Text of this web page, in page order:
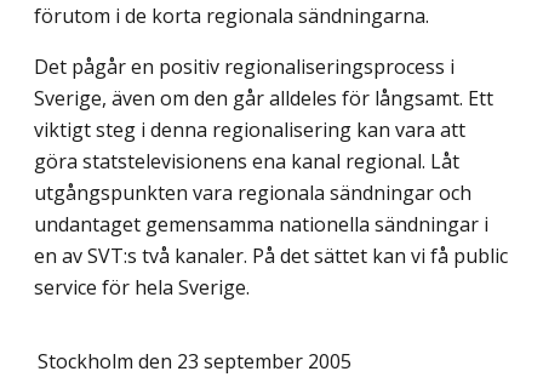
förutom i de korta regionala sändningarna.
Det pågår en positiv regionaliseringsprocess i
Sverige, även om den går alldeles för långsamt. Ett
viktigt steg i denna regionalisering kan vara att
göra statstelevisionens ena kanal regional. Låt
utgångspunkten vara regionala sändningar och
undantaget gemensamma nationella sändningar i
en av SVT:s två kanaler. På det sättet kan vi få public
service för hela Sverige.
Stockholm den 23 september 2005